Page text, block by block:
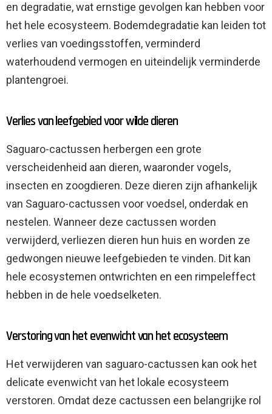
en degradatie, wat ernstige gevolgen kan hebben voor
het hele ecosysteem. Bodemdegradatie kan leiden tot
verlies van voedingsstoffen, verminderd
waterhoudend vermogen en uiteindelijk verminderde
plantengroei.
Verlies van leefgebied voor wilde dieren
Saguaro-cactussen herbergen een grote
verscheidenheid aan dieren, waaronder vogels,
insecten en zoogdieren. Deze dieren zijn afhankelijk
van Saguaro-cactussen voor voedsel, onderdak en
nestelen. Wanneer deze cactussen worden
verwijderd, verliezen dieren hun huis en worden ze
gedwongen nieuwe leefgebieden te vinden. Dit kan
hele ecosystemen ontwrichten en een rimpeleffect
hebben in de hele voedselketen.
Verstoring van het evenwicht van het ecosysteem
Het verwijderen van saguaro-cactussen kan ook het
delicate evenwicht van het lokale ecosysteem
verstoren. Omdat deze cactussen een belangrijke rol